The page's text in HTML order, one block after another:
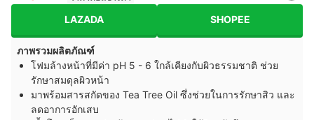
LAZADA SHOPEE
ภาพรวมผลิตภัณฑ์
โฟมล้างหน้าที่มีค่า pH 5 - 6 ใกล้เคียงกับผิวธรรมชาติ ช่วย
รักษาสมดุลผิวหน้า
มาพร้อมสารสกัดของ Tea Tree Oil ซึ่งช่วยในการรักษาสิว และ
ลดอาการอักเสบ